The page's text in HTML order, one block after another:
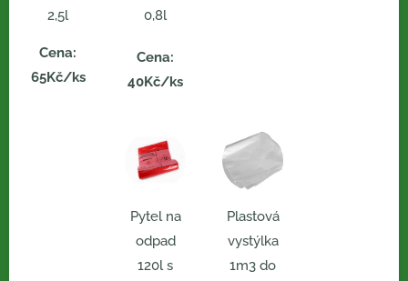
2,5l
Cena:
65Kč/ks
0,8l
Cena:
40Kč/ks
Pytel na
odpad
120l s
Plastová
vystýlka
1m3 do